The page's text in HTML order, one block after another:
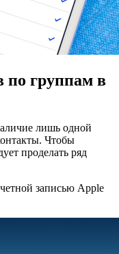
по группам в
лишь одной
Чтобы
проделать ряд
записью Apple